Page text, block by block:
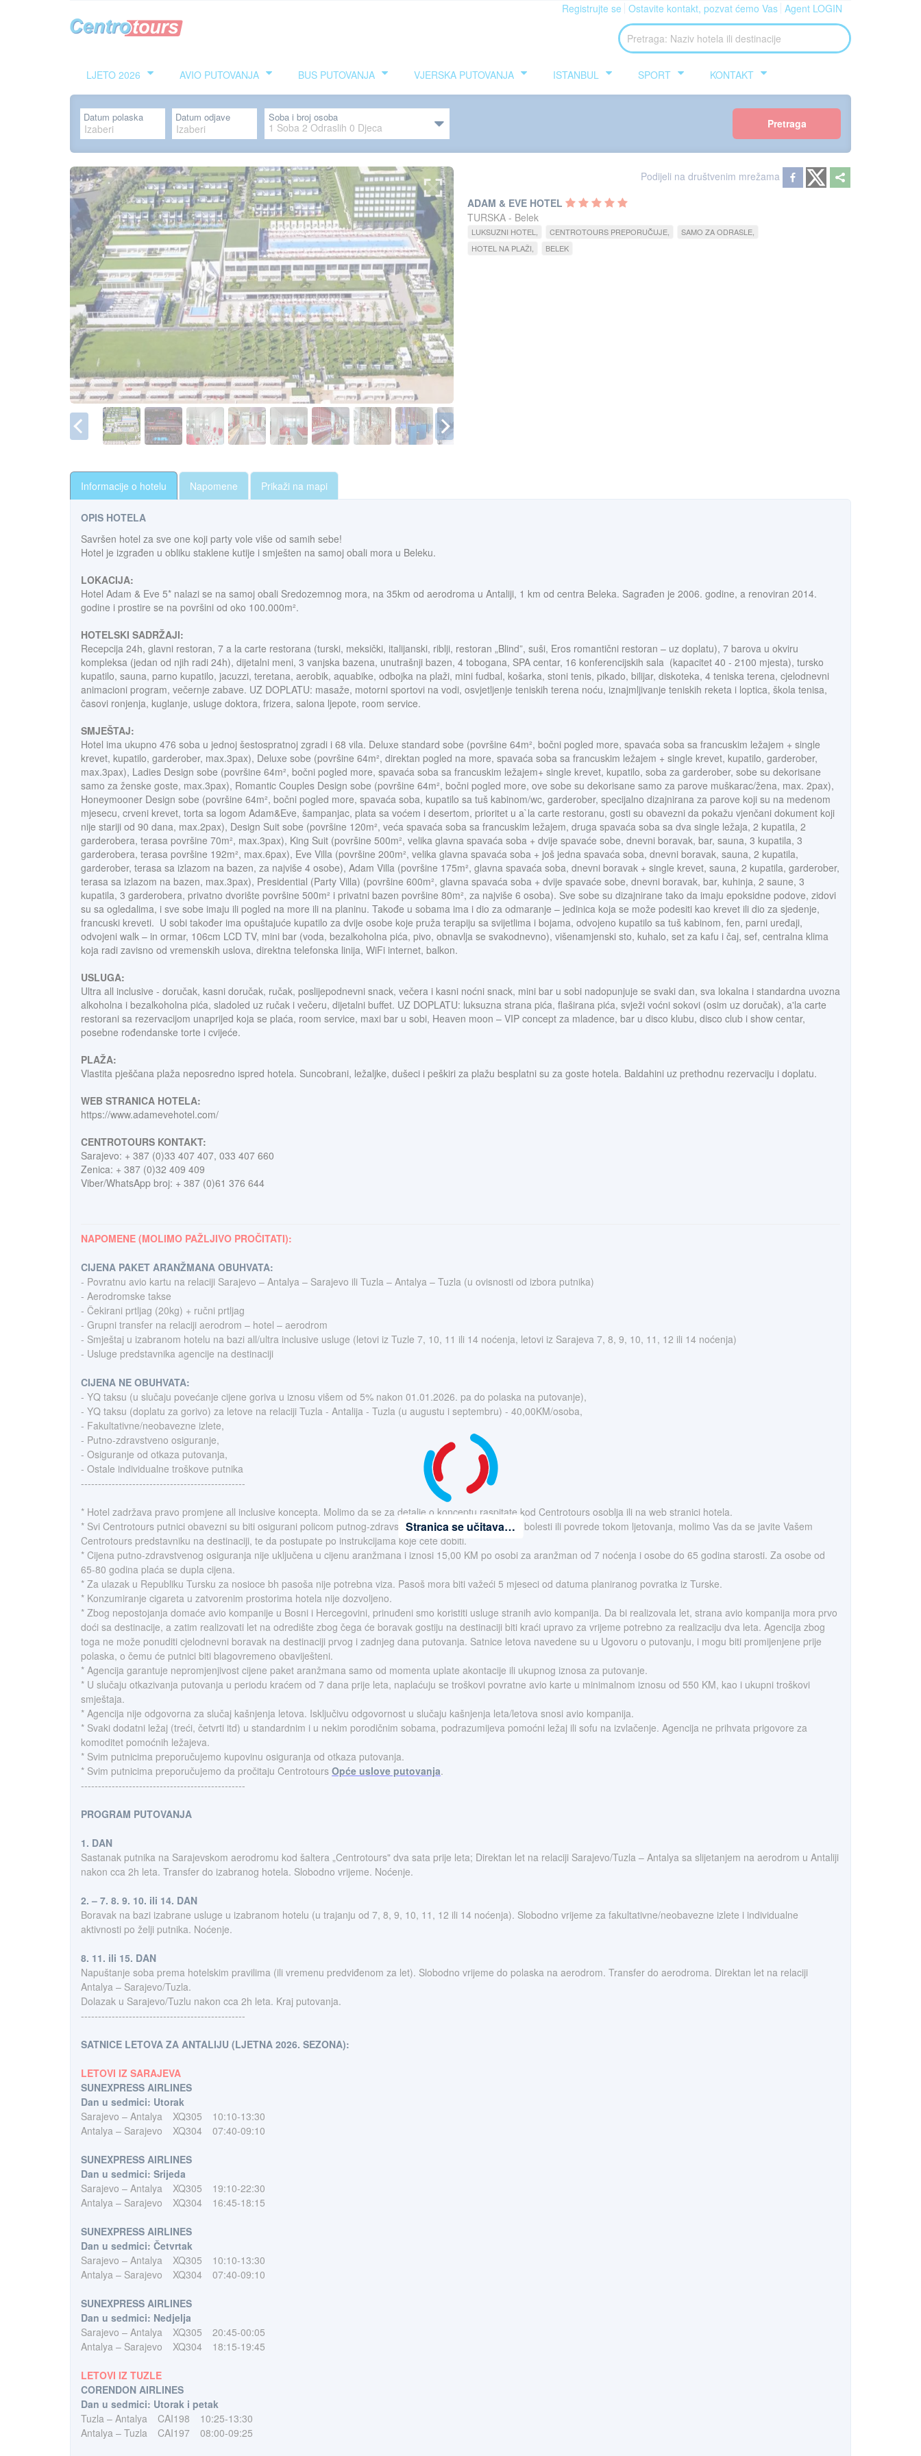
Registrujte se Ostavite kontakt, pozvat ćemo Vas Agent LOGIN
LJETO 2026 AVIO PUTOVANJA BUS PUTOVANJA VJERSKA PUTOVANJA ISTANBUL SPORT KONTAKT
Datum polaska Datum odjave Soba i broj osoba
1 Soba 2 Odraslih 0 Djeca Pretraga
Podijeli na društvenim mrežama
ADAM & EVE HOTEL
TURSKA - Belek
LUKSUZNI HOTEL CENTROTOURS PREPORUČUJE
SAMO ZA ODRASLE
HOTEL NA PLAŽI
BELEK
Informacije o hotelu Napomene Prikaži na mapi
OPIS HOTELA
Savršen hotel za sve one koji party vole više od samih sebe!
Hotel je izgrađen u obliku staklene kutije i smješten na samoj obali mora u Beleku.
LOKACIJA:
Hotel Adam & Eve 5* nalazi se na samoj obali Sredozemnog mora, na 35km od aerodroma u Antaliji, 1 km od centra Beleka. Sagrađen je 2006. godine, a renoviran 2014.
godine i prostire se na površini od oko 100.000m².
HOTELSKI SADRŽAJI:
Recepcija 24h, glavni restoran, 7 a la carte restorana (turski, meksički, italijanski, riblji, restoran „Blind”, suši, Eros romantični restoran – uz doplatu), 7 barova u okviru
kompleksa (jedan od njih radi 24h), dijetalni meni, 3 vanjska bazena, unutrašnji bazen, 4 tobogana, SPA centar, 16 konferencijskih sala (kapacitet 40 - 2100 mjesta), tursko
kupatilo, sauna, parno kupatilo, jacuzzi, teretana, aerobik, aquabike, odbojka na plaži, mini fudbal, košarka, stoni tenis, pikado, bilijar, diskoteka, 4 teniska terena, cjelodnevni
animacioni program, večernje zabave. UZ DOPLATU: masaže, motorni sportovi na vodi, osvjetljenje teniskih terena noću, iznajmljivanje teniskih reketa i loptica, škola tenisa,
časovi ronjenja, kuglanje, usluge doktora, frizera, salona ljepote, room service.
SMJEŠTAJ:
Hotel ima ukupno 476 soba u jednoj šestospratnoj zgradi i 68 vila. Deluxe standard sobe (površine 64m², bočni pogled more, spavaća soba sa francuskim ležajem + single
krevet, kupatilo, garderober, max.3pax), Deluxe sobe (površine 64m², direktan pogled na more, spavaća soba sa francuskim ležajem + single krevet, kupatilo, garderober,
max.3pax), Ladies Design sobe (površine 64m², bočni pogled more, spavaća soba sa francuskim ležajem+ single krevet, kupatilo, soba za garderober, sobe su dekorisane
samo za ženske goste, max.3pax), Romantic Couples Design sobe (površine 64m², bočni pogled more, ove sobe su dekorisane samo za parove muškarac/žena, max. 2pax),
Honeymooner Design sobe (površine 64m², bočni pogled more, spavaća soba, kupatilo sa tuš kabinom/wc, garderober, specijalno dizajnirana za parove koji su na medenom
mjesecu, crveni krevet, torta sa logom Adam&Eve, šampanjac, plata sa voćem i desertom, prioritet u a`la carte restoranu, gosti su obavezni da pokažu vjenčani dokument koji
nije stariji od 90 dana, max.2pax), Design Suit sobe (površine 120m², veća spavaća soba sa francuskim ležajem, druga spavaća soba sa dva single ležaja, 2 kupatila, 2
garderobera, terasa površine 70m², max.3pax), King Suit (površine 500m², velika glavna spavaća soba + dvije spavaće sobe, dnevni boravak, bar, sauna, 3 kupatila, 3
garderobera, terasa površine 192m², max.6pax), Eve Villa (površine 200m², velika glavna spavaća soba + još jedna spavaća soba, dnevni boravak, sauna, 2 kupatila,
garderober, terasa sa izlazom na bazen, za najviše 4 osobe), Adam Villa (površine 175m², glavna spavaća soba, dnevni boravak + single krevet, sauna, 2 kupatila, garderober,
terasa sa izlazom na bazen, max.3pax), Presidential (Party Villa) (površine 600m², glavna spavaća soba + dvije spavaće sobe, dnevni boravak, bar, kuhinja, 2 saune, 3
kupatila, 3 garderobera, privatno dvorište površine 500m² i privatni bazen površine 80m², za najviše 6 osoba). Sve sobe su dizajnirane tako da imaju epoksidne podove, zidovi
su sa ogledalima, i sve sobe imaju ili pogled na more ili na planinu. Takođe u sobama ima i dio za odmaranje – jedinica koja se može podesiti kao krevet ili dio za sjedenje,
francuski kreveti. U sobi također ima opuštajuće kupatilo za dvije osobe koje pruža terapiju sa svijetlima i bojama, odvojeno kupatilo sa tuš kabinom, fen, parni uređaji,
odvojeni walk – in ormar, 106cm LCD TV, mini bar (voda, bezalkoholna pića, pivo, obnavlja se svakodnevno), višenamjenski sto, kuhalo, set za kafu i čaj, sef, centralna klima
koja radi zavisno od vremenskih uslova, direktna telefonska linija, WiFi internet, balkon.
USLUGA:
Ultra all inclusive - doručak, kasni doručak, ručak, poslijepodnevni snack, večera i kasni noćni snack, mini bar u sobi nadopunjuje se svaki dan, sva lokalna i standardna uvozna
alkoholna i bezalkoholna pića, sladoled uz ručak i večeru, dijetalni buffet. UZ DOPLATU: luksuzna strana pića, flaširana pića, svježi voćni sokovi (osim uz doručak), a'la carte
restorani sa rezervacijom unaprijed koja se plaća, room service, maxi bar u sobi, Heaven moon – VIP concept za mladence, bar u disco klubu, disco club i show centar,
posebne rođendanske torte i cvijeće.
PLAŽA:
Vlastita pješčana plaža neposredno ispred hotela. Suncobrani, ležaljke, dušeci i peškiri za plažu besplatni su za goste hotela. Baldahini uz prethodnu rezervaciju i doplatu.
WEB STRANICA HOTELA:
https://www.adamevehotel.com/
CENTROTOURS KONTAKT:
Sarajevo: + 387 (0)33 407 407, 033 407 660
Zenica: + 387 (0)32 409 409
Viber/WhatsApp broj: + 387 (0)61 376 644
NAPOMENE (MOLIMO PAŽLJIVO PROČITATI):
CIJENA PAKET ARANŽMANA OBUHVATA:
- Povratnu avio kartu na relaciji Sarajevo – Antalya – Sarajevo ili Tuzla – Antalya – Tuzla (u ovisnosti od izbora putnika)
- Aerodromske takse
- Čekirani prtljag (20kg) + ručni prtljag
- Grupni transfer na relaciji aerodrom – hotel – aerodrom
- Smještaj u izabranom hotelu na bazi all/ultra inclusive usluge (letovi iz Tuzle 7, 10, 11 ili 14 noćenja, letovi iz Sarajeva 7, 8, 9, 10, 11, 12 ili 14 noćenja)
- Usluge predstavnika agencije na destinaciji
CIJENA NE OBUHVATA:
- YQ taksu (u slučaju povećanje cijene goriva u iznosu višem od 5% nakon 01.01.2026. pa do polaska na putovanje),
- YQ taksu (doplatu za gorivo) za letove na relaciji Tuzla - Antalija - Tuzla (u augustu i septembru) - 40,00KM/osoba,
- Fakultativne/neobavezne izlete,
- Putno-zdravstveno osiguranje,
- Osiguranje od otkaza putovanja,
- Ostale individualne troškove putnika
------------------------------------------------
* Hotel zadržava pravo promjene all inclusive koncepta. Molimo da se za detalje o konceptu raspitate kod Centrotours osoblja ili na web stranici hotela.
* Svi Centrotours putnici obavezni su biti osigurani policom putnog-zdravstvenog osiguranja. U slučaju bolesti ili povrede tokom ljetovanja, molimo Vas da se javite Vašem
Centrotours predstavniku na destinaciji, te da postupate po instrukcijama koje ćete dobiti.
* Cijena putno-zdravstvenog osiguranja nije uključena u cijenu aranžmana i iznosi 15,00 KM po osobi za aranžman od 7 noćenja i osobe do 65 godina starosti. Za osobe od
65-80 godina plaća se dupla cijena.
* Za ulazak u Republiku Tursku za nosioce bh pasoša nije potrebna viza. Pasoš mora biti važeći 5 mjeseci od datuma planiranog povratka iz Turske.
* Konzumiranje cigareta u zatvorenim prostorima hotela nije dozvoljeno.
* Zbog nepostojanja domaće avio kompanije u Bosni i Hercegovini, prinuđeni smo koristiti usluge stranih avio kompanija. Da bi realizovala let, strana avio kompanija mora prvo
doći sa destinacije, a zatim realizovati let na odredište zbog čega će boravak gostiju na destinaciji biti kraći upravo za vrijeme potrebno za realizaciju dva leta. Agencija zbog
toga ne može ponuditi cjelodnevni boravak na destinaciji prvog i zadnjeg dana putovanja. Satnice letova navedene su u Ugovoru o putovanju, i mogu biti promijenjene prije
polaska, o čemu će putnici biti blagovremeno obaviješteni.
* Agencija garantuje nepromjenjivost cijene paket aranžmana samo od momenta uplate akontacije ili ukupnog iznosa za putovanje.
* U slučaju otkazivanja putovanja u periodu kraćem od 7 dana prije leta, naplaćuju se troškovi povratne avio karte u minimalnom iznosu od 550 KM, kao i ukupni troškovi
smještaja.
* Agencija nije odgovorna za slučaj kašnjenja letova. Isključivu odgovornost u slučaju kašnjenja leta/letova snosi avio kompanija.
* Svaki dodatni ležaj (treći, četvrti itd) u standardnim i u nekim porodičnim sobama, podrazumijeva pomoćni ležaj ili sofu na izvlačenje. Agencija ne prihvata prigovore za
komoditet pomoćnih ležajeva.
* Svim putnicima preporučujemo kupovinu osiguranja od otkaza putovanja.
* Svim putnicima preporučujemo da pročitaju Centrotours Opće uslove putovanja.
------------------------------------------------
PROGRAM PUTOVANJA
1. DAN
Sastanak putnika na Sarajevskom aerodromu kod šaltera „Centrotours" dva sata prije leta; Direktan let na relaciji Sarajevo/Tuzla – Antalya sa slijetanjem na aerodrom u Antaliji
nakon cca 2h leta. Transfer do izabranog hotela. Slobodno vrijeme. Noćenje.
2. – 7. 8. 9. 10. ili 14. DAN
Boravak na bazi izabrane usluge u izabranom hotelu (u trajanju od 7, 8, 9, 10, 11, 12 ili 14 noćenja). Slobodno vrijeme za fakultativne/neobavezne izlete i individualne
aktivnosti po želji putnika. Noćenje.
8. 11. ili 15. DAN
Napuštanje soba prema hotelskim pravilima (ili vremenu predviđenom za let). Slobodno vrijeme do polaska na aerodrom. Transfer do aerodroma. Direktan let na relaciji
Antalya – Sarajevo/Tuzla.
Dolazak u Sarajevo/Tuzlu nakon cca 2h leta. Kraj putovanja.
------------------------------------------------
SATNICE LETOVA ZA ANTALIJU (LJETNA 2026. SEZONA):
LETOVI IZ SARAJEVA
SUNEXPRESS AIRLINES
Dan u sedmici: Utorak
Sarajevo – Antalya
XQ305
10:10-13:30
Antalya – Sarajevo
XQ304 07:40-09:10
SUNEXPRESS AIRLINES
Dan u sedmici: Srijeda
Sarajevo – Antalya
XQ305
19:10-22:30
Antalya – Sarajevo
XQ304 16:45-18:15
SUNEXPRESS AIRLINES
Dan u sedmici: Četvrtak
Sarajevo – Antalya
XQ305
10:10-13:30
Antalya – Sarajevo
XQ304 07:40-09:10
SUNEXPRESS AIRLINES
Dan u sedmici: Nedjelja
Sarajevo – Antalya
XQ305
20:45-00:05
Antalya – Sarajevo
XQ304 18:15-19:45
LETOVI IZ TUZLE
CORENDON AIRLINES
Dan u sedmici: Utorak i petak
Tuzla – Antalya
CAI198
10:25-13:30
Antalya – Tuzla
CAI197 08:00-09:25
Stranica se učitava…